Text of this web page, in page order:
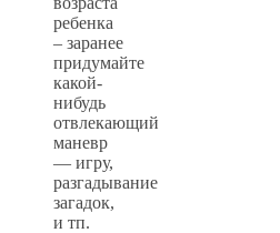
ребенка
– заранее
придумайте
какой-
нибудь
отвлекающий
маневр
— игру,
разгадывание
загадок,
и тп.